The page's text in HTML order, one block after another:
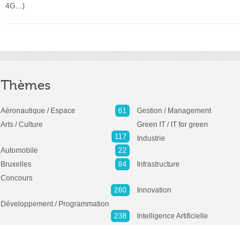
4G…)
Thèmes
Aéronautique / Espace
61
Arts / Culture
117
Automobile
22
Bruxelles
84
Concours
260
Développement / Programmation
238
Gestion / Management
Green IT / IT for green
Industrie
Infrastructure
Innovation
Intelligence Artificielle